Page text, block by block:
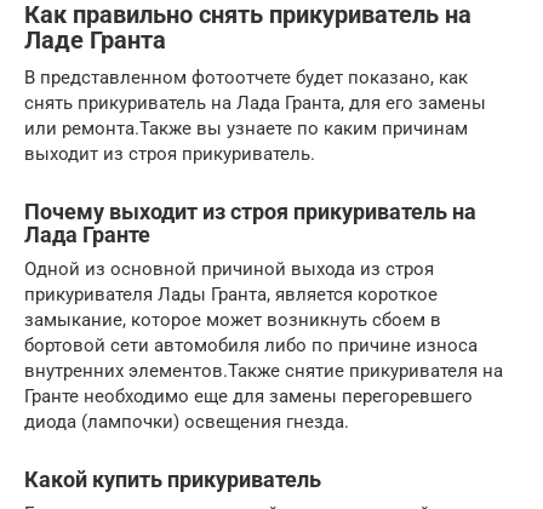
Как правильно снять прикуриватель на
Ладе Гранта
В представленном фотоотчете будет показано, как
снять прикуриватель на Лада Гранта, для его замены
или ремонта.Также вы узнаете по каким причинам
выходит из строя прикуриватель.
Почему выходит из строя прикуриватель на
Лада Гранте
Одной из основной причиной выхода из строя
прикуривателя Лады Гранта, является короткое
замыкание, которое может возникнуть сбоем в
бортовой сети автомобиля либо по причине износа
внутренних элементов.Также снятие прикуривателя на
Гранте необходимо еще для замены перегоревшего
диода (лампочки) освещения гнезда.
Какой купить прикуриватель